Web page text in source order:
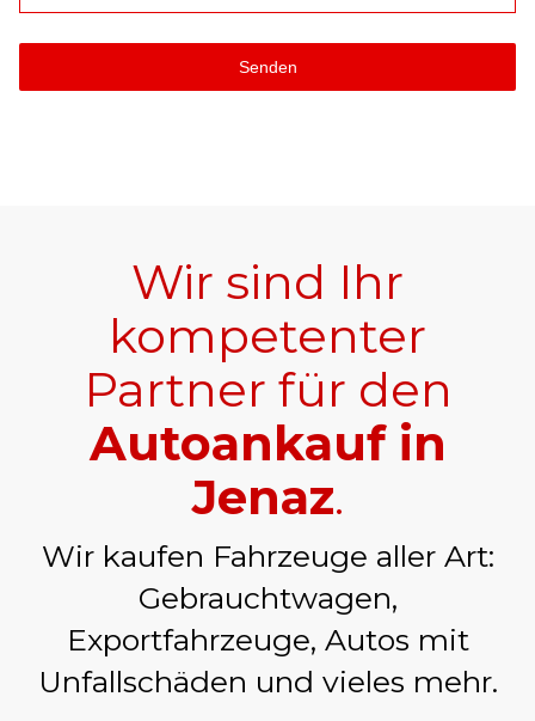
Senden
Wir sind Ihr
kompetenter
Partner für den
Autoankauf in
Jenaz.
Wir kaufen Fahrzeuge aller Art:
Gebrauchtwagen,
Exportfahrzeuge, Autos mit
Unfallschäden und vieles mehr.